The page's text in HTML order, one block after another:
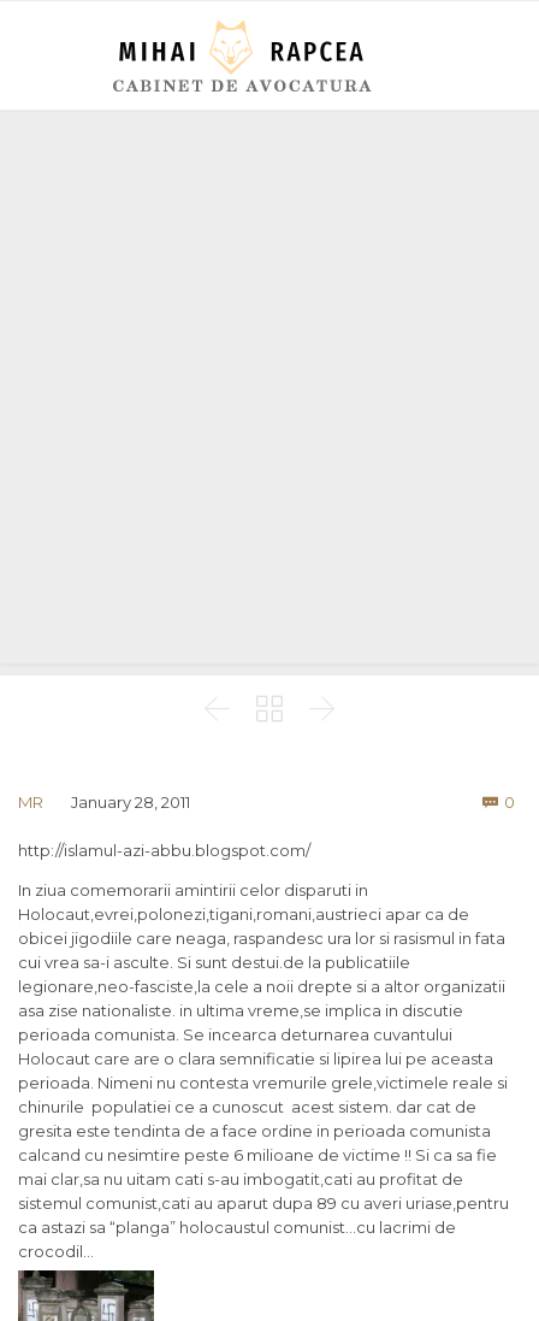
  
MR January 28, 2011  0
http://islamul-azi-abbu.blogspot.com/
In ziua comemorarii amintirii celor disparuti in
Holocaut,evrei,polonezi,tigani,romani,austrieci apar ca de
obicei jigodiile care neaga, raspandesc ura lor si rasismul in fata
cui vrea sa-i asculte. Si sunt destui.de la publicatiile
legionare,neo-fasciste,la cele a noii drepte si a altor organizatii
asa zise nationaliste. in ultima vreme,se implica in discutie
perioada comunista. Se incearca deturnarea cuvantului
Holocaut care are o clara semnificatie si lipirea lui pe aceasta
perioada. Nimeni nu contesta vremurile grele,victimele reale si
chinurile populatiei ce a cunoscut acest sistem. dar cat de
gresita este tendinta de a face ordine in perioada comunista
calcand cu nesimtire peste 6 milioane de victime !! Si ca sa fie
mai clar,sa nu uitam cati s-au imbogatit,cati au profitat de
sistemul comunist,cati au aparut dupa 89 cu averi uriase,pentru
ca astazi sa “planga” holocaustul comunist…cu lacrimi de
crocodil…